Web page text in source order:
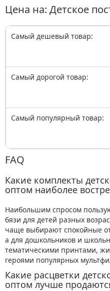
Цена на: Детское
Самый дешевый товар:
Самый дорогой товар:
Самый популярный товар:
FAQ
Какие комплекты
оптом наиболее
Наибольшим спросом
бязи для детей разных
чаще выбирают спокойные
а для дошкольников и
тематическими принтами,
героями популярных
Какие расцветки
оптом лучше